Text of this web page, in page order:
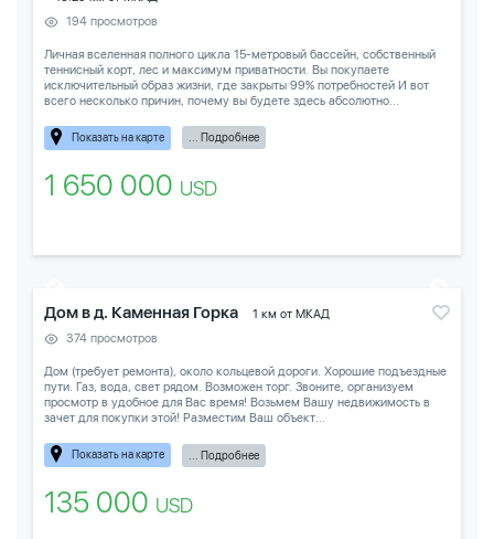
194 просмотров
Личная вселенная полного цикла 15-метровый бассейн, собственный
теннисный корт, лес и максимум приватности. Вы покупаете
исключительный образ жизни, где закрыты 99% потребностей И вот
всего несколько причин, почему вы будете здесь абсолютно...
Показать на карте ... Подробнее
1 650 000 USD
Дом в д. Каменная Горка
1 км от МКАД
374 просмотров
Дом (требует ремонта), около кольцевой дороги. Хорошие подъездные
пути. Газ, вода, свет рядом. Возможен торг. Звоните, организуем
просмотр в удобное для Вас время! Возьмем Вашу недвижимость в
зачет для покупки этой! Разместим Ваш объект...
Показать на карте ... Подробнее
135 000 USD